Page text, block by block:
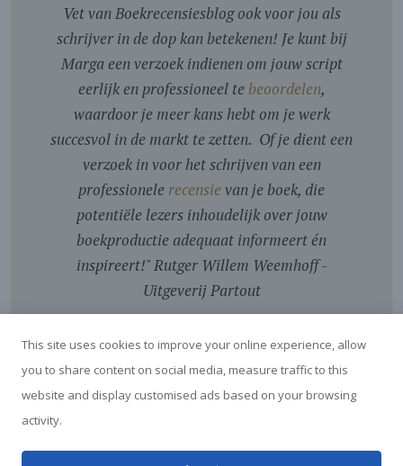
Vet van Boekrecensiesblog ook voor jou als
schrijver in de dop kan betekenen! Je kunt bij
Marga een verzoek indienen om jouw script
eerlijk en professioneel te beoordelen,
waardoor je meer kans hebt om je werk
succesvol in de markt te zetten. Of je dient een
verzoek in voor het schrijven van een
professionele recensievan je boek, die
potentiële lezers inhoudelijk over jouw
boekproductie adequaat informeert én
inspireert!"Rutger Willem Weemhoff -
Uitgeverij Partout
This site uses cookies to improve your online experience, allow
you to share content on social media, measure traffic to this
website and display customised ads based on your browsing
activity.